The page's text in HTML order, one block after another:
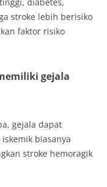
stroke lebih berisiko
faktor risiko
gejala
gejala dapat
biasanya
stroke hemoragik